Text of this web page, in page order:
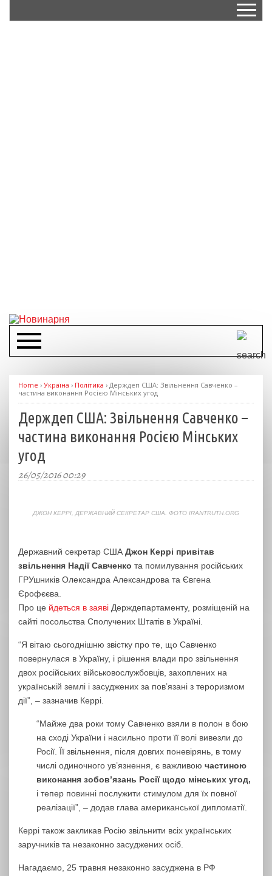
Home › Україна › Політика › Держдеп США: Звільнення Савченко –
частина виконання Росією Мінських угод
Держдеп США: Звільнення Савченко –
частина виконання Росією Мінських
угод
26/05/2016 00:29
ДЖОН КЕРРІ, ДЕРЖАВНИЙ СЕКРЕТАР США. ФОТО IRANTRUTH.ORG
Державний секретар США Джон Керрі привітав
звільнення Надії Савченко та помилування російських
ГРУшників Олександра Александрова та Євгена
Єрофєєва.
Про це йдеться в заяві Держдепартаменту, розміщеній на
сайті посольства Сполучених Штатів в Україні.
“Я вітаю сьогоднішню звістку про те, що Савченко
повернулася в Україну, і рішення влади про звільнення
двох російських військовослужбовців, захоплених на
українській землі і засуджених за пов’язані з тероризмом
дії”, – зазначив Керрі.
“Майже два роки тому Савченко взяли в полон в бою
на сході України і насильно проти її волі вивезли до
Росії. Її звільнення, після довгих поневірянь, в тому
числі одиночного ув’язнення, є важливою частиною
виконання зобов’язань Росії щодо мінських угод,
і тепер повинні послужити стимулом для їх повної
реалізації”, – додав глава американської дипломатії.
Керрі також закликав Росію звільнити всіх українських
заручників та незаконно засуджених осіб.
Нагадаємо, 25 травня незаконно засуджена в РФ